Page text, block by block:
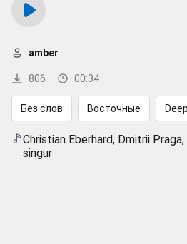
806 00:34
amber
Без слов Восточные
Christian Eberhard, Dmitrii
singur